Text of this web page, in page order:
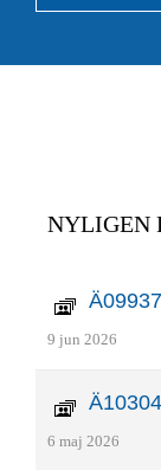
NYLIGEN
Ä09937
9 jun 2026
Ä10304
6 maj 2026